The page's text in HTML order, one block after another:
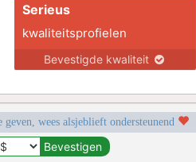
Serieus
kwaliteitsprofielen
Bevestigde kwaliteit
wees alsjeblieft ondersteunend